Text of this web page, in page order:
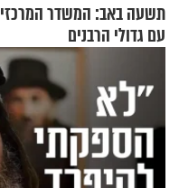
תשעה באב: המשדר המרכזי
עם גדולי הרבנים